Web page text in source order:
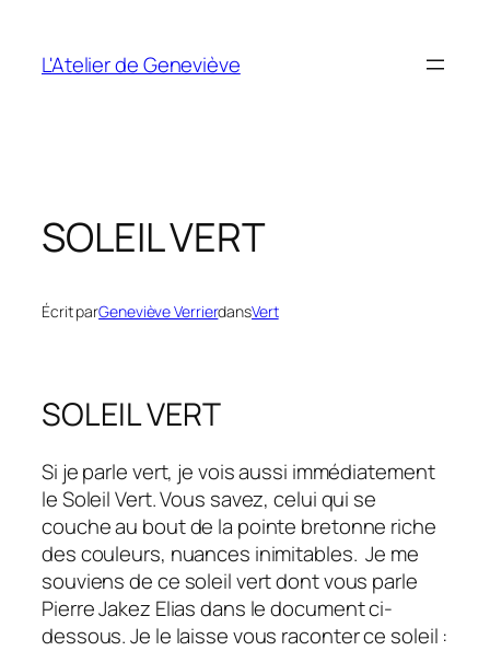
contenu
L'Atelier de Geneviève
SOLEIL VERT
Écrit parGeneviève VerrierdansVert
SOLEIL VERT
Si je parle vert, je vois aussi immédiatement
le Soleil Vert. Vous savez, celui qui se
couche au bout de la pointe bretonne riche
des couleurs, nuances inimitables. Je me
souviens de ce soleil vert dont vous parle
Pierre Jakez Elias dans le document ci-
dessous. Je le laisse vous raconter ce soleil :